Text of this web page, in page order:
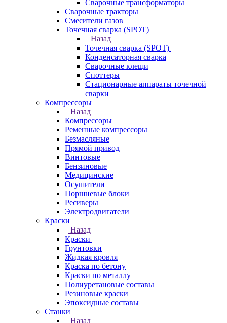
Сварочные трансформаторы
Сварочные тракторы
Смесители газов
Точечная сварка (SPOT)
Назад
Точечная сварка (SPOT)
Конденсаторная сварка
Сварочные клещи
Споттеры
Стационарные аппараты точечной
сварки
Компрессоры
Назад
Компрессоры
Ременные компрессоры
Безмасляные
Прямой привод
Винтовые
Бензиновые
Медицинские
Осушители
Поршневые блоки
Ресиверы
Электродвигатели
Краски
Назад
Краски
Грунтовки
Жидкая кровля
Краска по бетону
Краски по металлу
Полиуретановые составы
Резиновые краски
Эпоксидные составы
Станки
Назад